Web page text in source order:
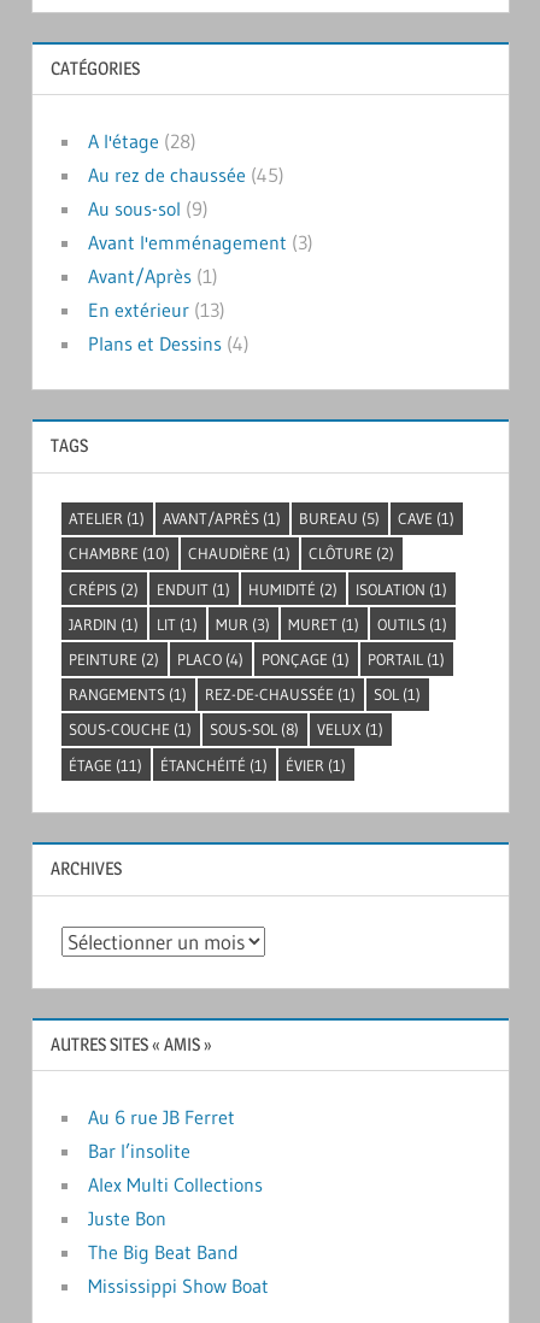
CATÉGORIES
A l'étage (28)
Au rez de chaussée (45)
Au sous-sol (9)
Avant l'emménagement (3)
Avant/Après(1)
En extérieur(13)
Plans et Dessins(4)
TAGS
ATELIER (1) AVANT/APRÈS (1) BUREAU (5) CAVE (1)
CHAMBRE (10) CHAUDIÈRE (1) CLÔTURE (2)
CRÉPIS (2) ENDUIT (1) HUMIDITÉ (2) ISOLATION (1)
JARDIN (1) LIT (1) MUR (3) MURET (1) OUTILS (1)
PEINTURE (2) PLACO (4) PONÇAGE (1) PORTAIL (1)
RANGEMENTS (1) REZ-DE-CHAUSSÉE (1) SOL (1)
SOUS-COUCHE (1) SOUS-SOL (8) VELUX (1)
ÉTAGE (11) ÉTANCHÉITÉ (1) ÉVIER (1)
ARCHIVES
Archives
AUTRES SITES « AMIS »
Au 6 rue JB Ferret
Bar l’insolite
Alex Multi Collections
Juste Bon
The Big Beat Band
Mississippi Show Boat